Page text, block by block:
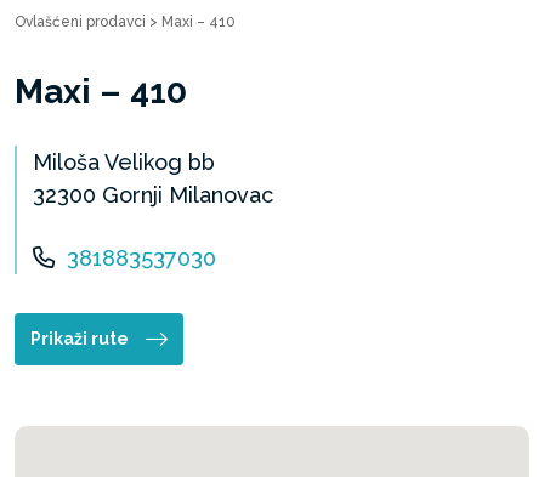
Ovlašćeni prodavci > Maxi – 410
Maxi – 410
Miloša Velikog bb
32300 Gornji Milanovac
381883537030
Prikaži rute